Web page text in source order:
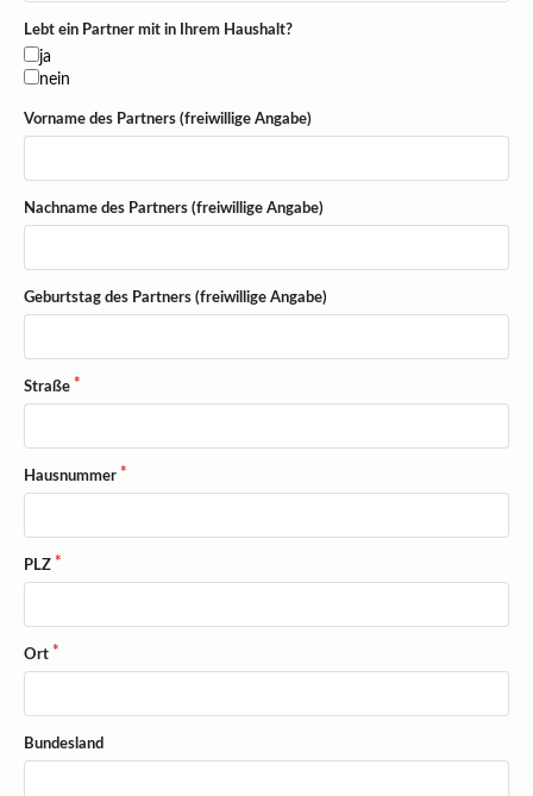
Lebt ein Partner mit in Ihrem Haushalt?
ja
nein
Vorname des Partners (freiwillige Angabe)
Nachname des Partners (freiwillige Angabe)
Geburtstag des Partners (freiwillige Angabe)
Straße
Hausnummer
PLZ
Ort
Bundesland